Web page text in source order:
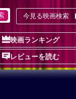
今見る映画検索
映画ランキング
レビューを読む